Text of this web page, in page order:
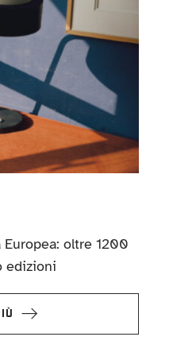
oltre 1200
edizioni